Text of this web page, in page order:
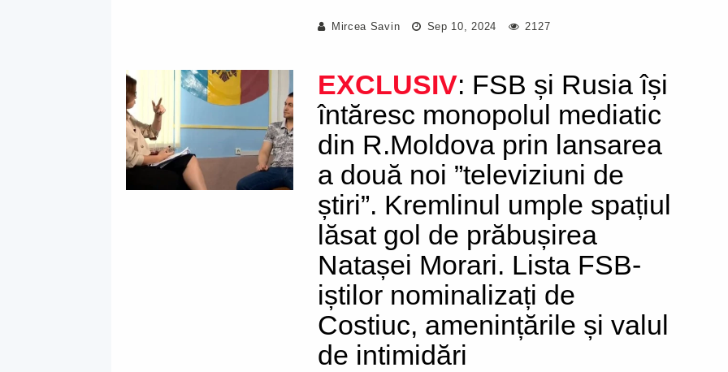
Mircea Savin Sep 10, 2024 2127
EXCLUSIV: FSB și Rusia își
întăresc monopolul mediatic
din R.Moldova prin lansarea
a două noi ”televiziuni de
știri”. Kremlinul umple spațiul
lăsat gol de prăbușirea
Natașei Morari. Lista FSB-
iștilor nominalizați de
Costiuc, amenințările și valul
de intimidări